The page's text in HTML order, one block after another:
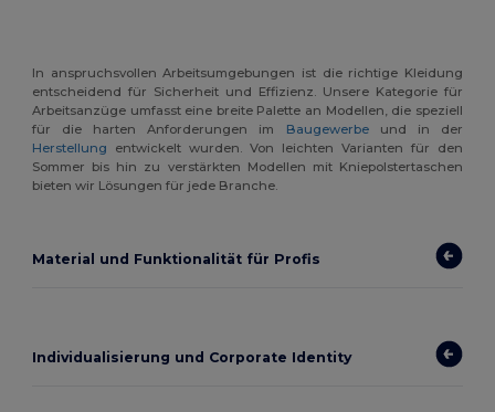
In anspruchsvollen Arbeitsumgebungen ist die richtige Kleidung
entscheidend für Sicherheit und Effizienz. Unsere Kategorie für
Arbeitsanzüge umfasst eine breite Palette an Modellen, die speziell
für die harten Anforderungen im
Baugewerbeund in der
Herstellung entwickelt wurden. Von leichten Varianten für den
Sommer bis hin zu verstärkten Modellen mit Kniepolstertaschen
bieten wir Lösungen für jede Branche.
Material und Funktionalität für Profis
Individualisierung und Corporate Identity